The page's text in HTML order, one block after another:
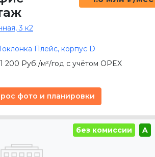
3 к2
Плейс, корпус D
200 Руб./м²/год с учётом OPEX
фото и планировки
без комиссии A